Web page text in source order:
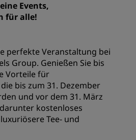
Events,
für alle!
perfekte Veranstaltung bei
Group. Genießen Sie bis
Vorteile für
bis zum 31. Dezember
und vor dem 31. März
kostenloses
Tee- und